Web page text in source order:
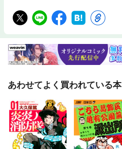
あわせてよく買われている本